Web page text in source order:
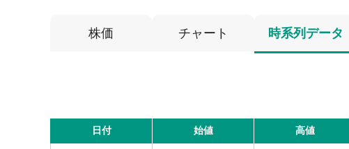
株価 チャート 時系列データ
日付 始値 高値